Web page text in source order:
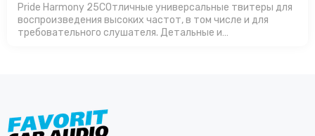
Pride Harmony 25CОтличные универсальные твитеры для
воспроизведения высоких частот, в том числе и для
требовательного слушателя. Детальные и